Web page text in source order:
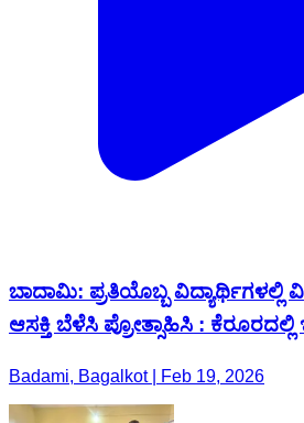
ಬಾದಾಮಿ: ಪ್ರತಿಯೊಬ್ಬ ವಿದ್ಯಾರ್ಥಿಗಳಲ್ಲಿ
ಆಸಕ್ತಿ ಬೆಳೆಸಿ ಪ್ರೋತ್ಸಾಹಿಸಿ :
Badami, Bagalkot | Feb 19, 2026